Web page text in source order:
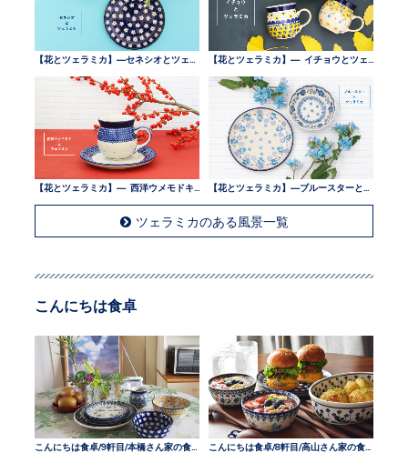
ツェラミカのある風景一覧
こんにちは食卓
こんにちは食卓/9軒目/本橋さん家の食卓